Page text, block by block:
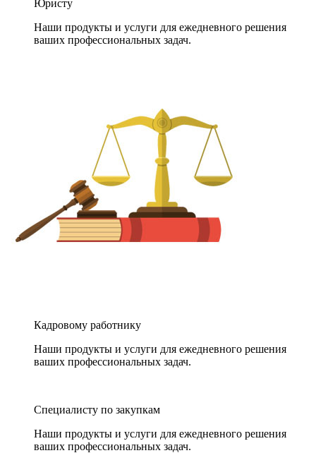
Юристу
Наши продукты и услуги для ежедневного решения
ваших профессиональных задач.
Кадровому работнику
Наши продукты и услуги для ежедневного решения
ваших профессиональных задач.
Специалисту по закупкам
Наши продукты и услуги для ежедневного решения
ваших профессиональных задач.